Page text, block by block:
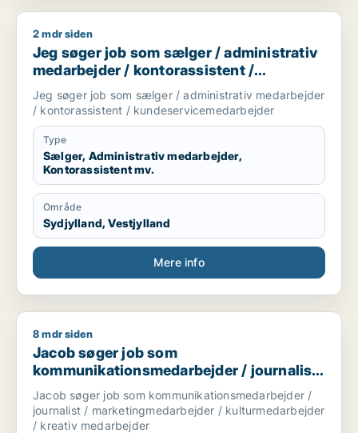
Jeg søger job som sælger / administrativ medarbejder /
2 mdr siden
Jeg søger job som sælger / administrativ
medarbejder / kontorassistent /
kundeservicemedarbejder
Jeg søger job som sælger / administrativ medarbejder
/ kontorassistent / kundeservicemedarbejder
Type
Sælger, Administrativ medarbejder,
Kontorassistent mv.
Område
Sydjylland, Vestjylland
Mere info
Jacob søger job som kommunikationsmedarbejder /
8 mdr siden
Jacob søger job som
kommunikationsmedarbejder / journalist
/ marketingmedarbejder /
kulturmedarbejder / kreativ medarbejder
Jacob søger job som kommunikationsmedarbejder /
journalist / marketingmedarbejder / kulturmedarbejder
/ kreativ medarbejder